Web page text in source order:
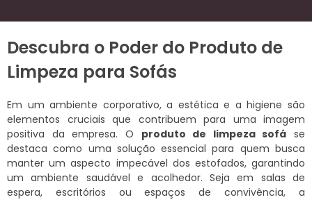
Descubra o Poder do Produto de
Limpeza para Sofás
Em um ambiente corporativo, a estética e a higiene são
elementos cruciais que contribuem para uma imagem
positiva da empresa. O produto de limpeza sofá se
destaca como uma solução essencial para quem busca
manter um aspecto impecável dos estofados, garantindo
um ambiente saudável e acolhedor. Seja em salas de
espera, escritórios ou espaços de convivência, a